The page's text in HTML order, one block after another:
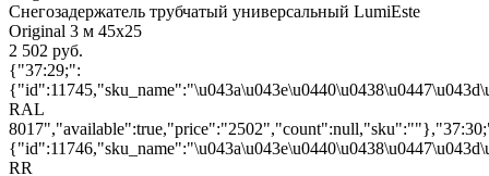
Снегозадержатель трубчатый универсальный LumiEste
Original 3 м 45х25
2 502 руб.
{"37:29;":
RAL
RR